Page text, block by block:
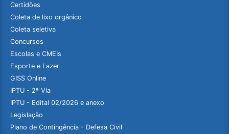
Certidões
Coleta de lixo orgânico
Coleta seletiva
Concursos
Escolas e CMEIs
Esporte e Lazer
GISS Online
IPTU - 2ª Via
IPTU - Edital 02/2026 e anexo
Legislação
Plano de Contingência - Defesa Civil